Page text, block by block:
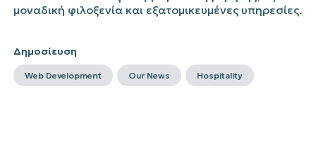
μοναδική φιλοξενία και εξατομικευμένες υπηρεσίες.
Δημοσίευση
Web Development Our News Hospitality